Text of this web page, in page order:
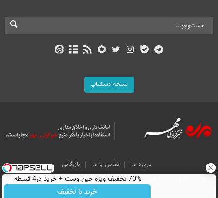
نسخه دسکتاپ
درباره ما تماس با ما
بازرگانی
All Content by Mehr News Agency is licensed under a Creative Commons
Attribution 4.0 International License.
70% تخفیف ویژه جین وست + خرید در4 قسطه
خرید با تخفیف